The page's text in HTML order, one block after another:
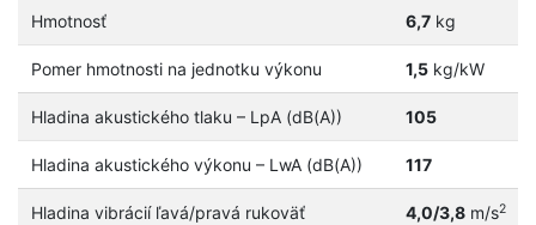
Hmotnosť 6,7kg
Pomer hmotnosti na jednotku výkonu 1,5kg/kW
Hladina akustického tlaku – LpA (dB(A)) 105
Hladina akustického výkonu – LwA (dB(A)) 117
Hladina vibrácií ľavá/pravá rukoväť 4,0/3,8m/s2